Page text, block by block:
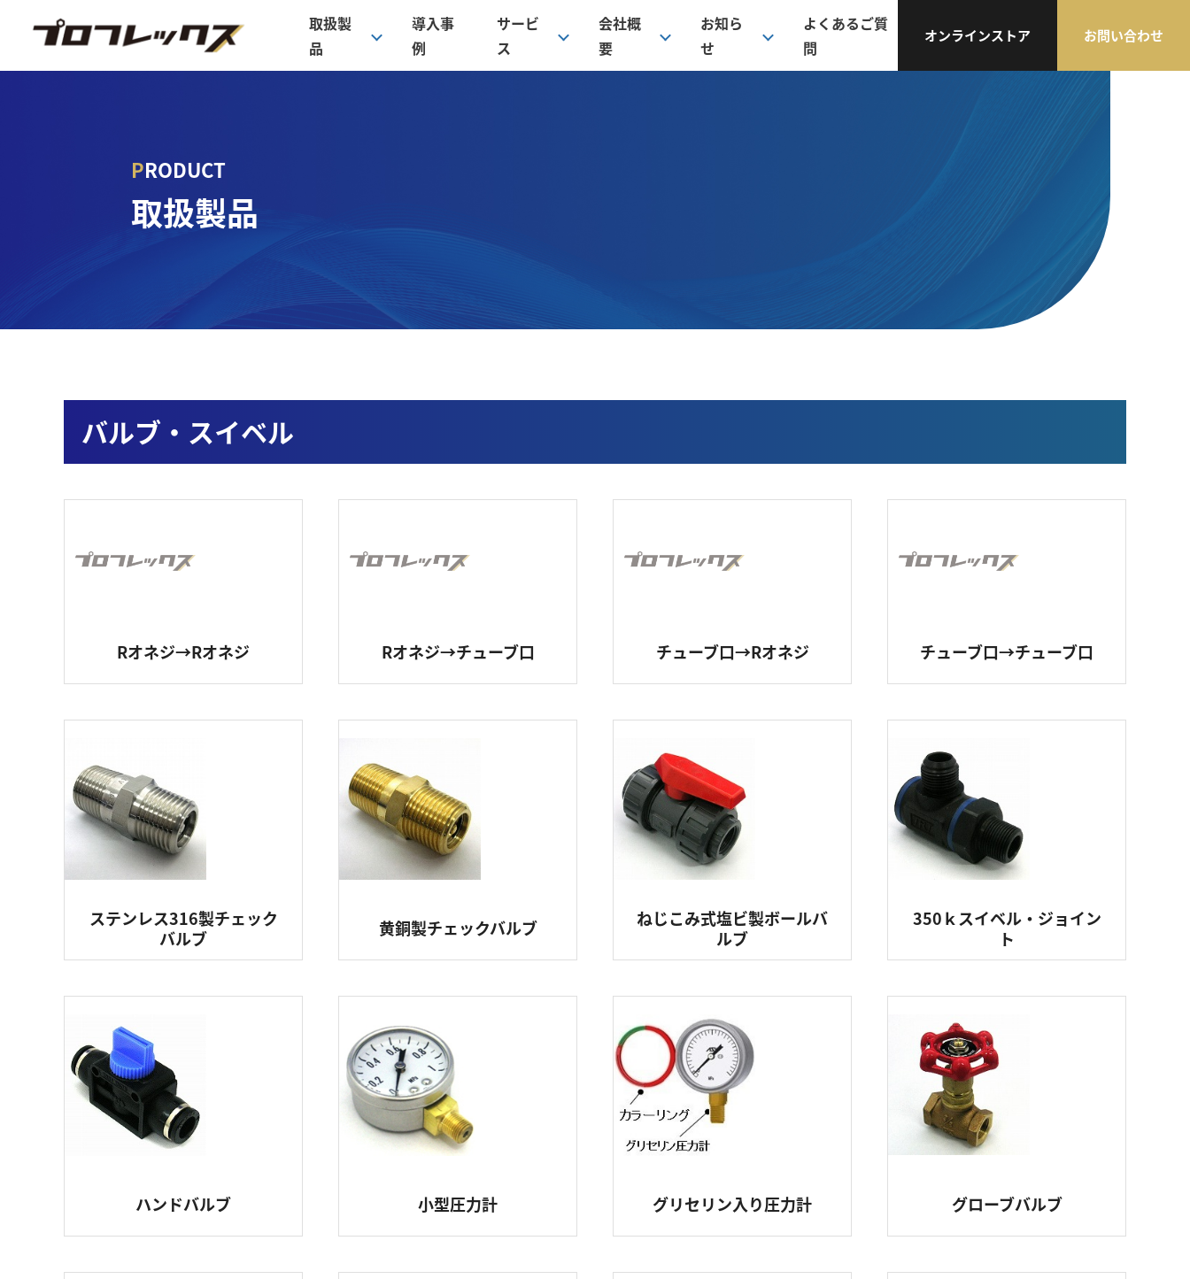
取扱製
品
カムロック
その他配管パーツ
アッセンブリホース製作（オーダーメイド）
フッ素樹脂（PTFE）ホース
ステンレスホース
導入事
例
サービ
ス
会社概
要
お知ら
せ
よくあるご質
問
オンラインストア お問い合わせ
PRODUCT
取扱製品
バルブ・スイベル
Rオネジ→Rオネジ Rオネジ→チューブ口 チューブ口→Rオネジ チューブ口→チューブ口
ステンレス316製チェック
バルブ
黄銅製チェックバルブ
ねじこみ式塩ビ製ボールバ
ルブ
350ｋスイベル・ジョイン
ト
ハンドバルブ 小型圧力計 グリセリン入り圧力計 グローブバルブ